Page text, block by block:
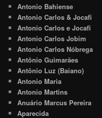
Antonio Bahiense
Antonio Carlos & Jocafi
Antonio Carlos e Jocafi
Antonio Carlos Jobim
Antonio Carlos Nóbrega
Antônio Guimarães
Antônio Luz (Baiano)
Antonio Maria
Antonio Martins
Anuário Marcus Pereira
Aparecida